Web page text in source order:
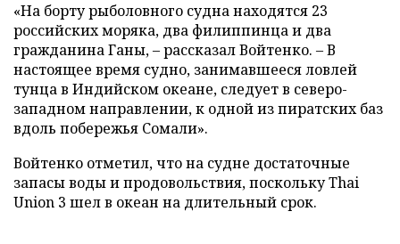
«На борту рыболовного судна находятся 23
российских моряка, два филиппинца и два
гражданина Ганы, – рассказал Войтенко. – В
настоящее время судно, занимавшееся ловлей
тунца в Индийском океане, следует в северо-
западном направлении, к одной из пиратских баз
вдоль побережья Сомали».
Войтенко отметил, что на судне достаточные
запасы воды и продовольствия, поскольку Thai
Union 3 шел в океан на длительный срок.